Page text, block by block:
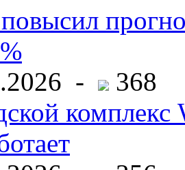
-
368
комплекс